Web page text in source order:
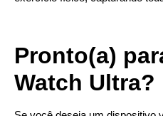
Pronto(a)
Watch Ultra?